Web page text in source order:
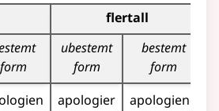
dette substantivetflertall
form
ubestemt
form
bestemt
form
apologier apologiene